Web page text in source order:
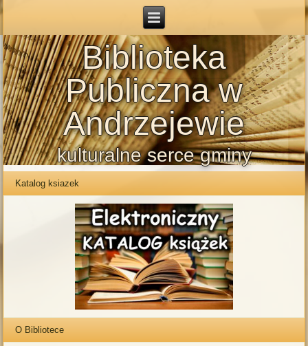
Biblioteka
Publiczna w
Andrzejewie
kulturalne serce gminy
Katalog ksiazek
O Bibliotece